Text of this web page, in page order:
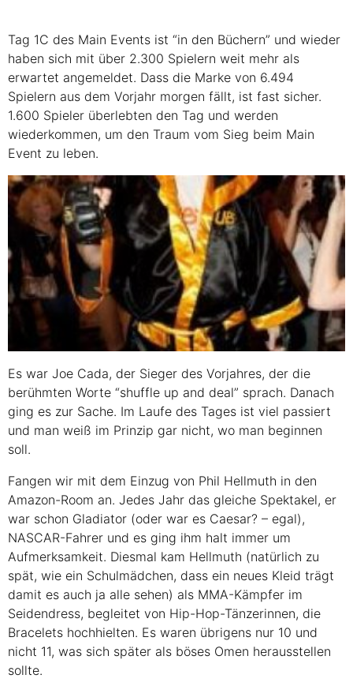
Tag 1C des Main Events ist “in den Büchern” und wieder
haben sich mit über 2.300 Spielern weit mehr als
erwartet angemeldet. Dass die Marke von 6.494
Spielern aus dem Vorjahr morgen fällt, ist fast sicher.
1.600 Spieler überlebten den Tag und werden
wiederkommen, um den Traum vom Sieg beim Main
Event zu leben.
Es war Joe Cada, der Sieger des Vorjahres, der die
berühmten Worte “shuffle up and deal” sprach. Danach
ging es zur Sache. Im Laufe des Tages ist viel passiert
und man weiß im Prinzip gar nicht, wo man beginnen
soll.
Fangen wir mit dem Einzug von Phil Hellmuth in den
Amazon-Room an. Jedes Jahr das gleiche Spektakel, er
war schon Gladiator (oder war es Caesar? – egal),
NASCAR-Fahrer und es ging ihm halt immer um
Aufmerksamkeit. Diesmal kam Hellmuth (natürlich zu
spät, wie ein Schulmädchen, dass ein neues Kleid trägt
damit es auch ja alle sehen) als MMA-Kämpfer im
Seidendress, begleitet von Hip-Hop-Tänzerinnen, die
Bracelets hochhielten. Es waren übrigens nur 10 und
nicht 11, was sich später als böses Omen herausstellen
sollte.